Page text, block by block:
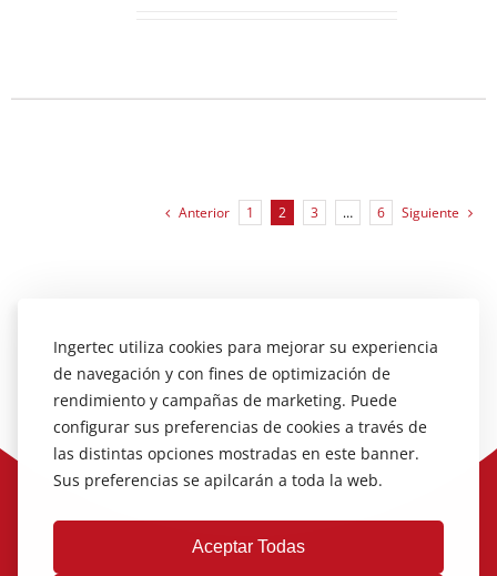
Anterior 1 2 3 … 6 Siguiente
Ingertec utiliza cookies para mejorar su experiencia
de navegación y con fines de optimización de
rendimiento y campañas de marketing. Puede
configurar sus preferencias de cookies a través de
las distintas opciones mostradas en este banner.
Sus preferencias se apilcarán a toda la web.
Aceptar Todas